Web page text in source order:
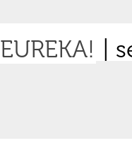
EUREKA! |